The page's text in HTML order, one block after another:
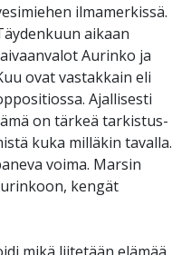
ilmamerkissä.
aikaan
Aurinko ja
ovat vastakkain eli
Ajallisesti
on tärkeä tarkistus-
kuka milläkin tavalla.
voima. Marsin
kengät